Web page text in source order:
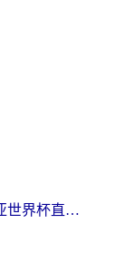
在国外怎么看美国 vs 澳大利亚世界杯直播？海外党必藏的中文解说观赛指南